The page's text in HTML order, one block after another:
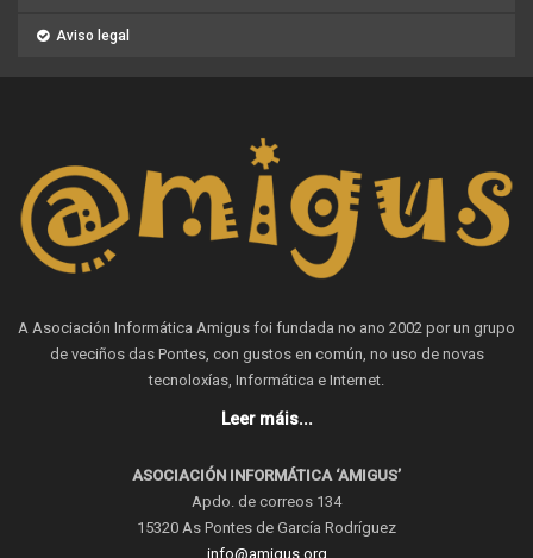
Aviso legal
A Asociación Informática Amigus foi fundada no ano 2002 por un grupo
de veciños das Pontes, con gustos en común, no uso de novas
tecnoloxías, Informática e Internet.
Leer máis...
ASOCIACIÓN INFORMÁTICA ‘AMIGUS’
Apdo. de correos 134
15320 As Pontes de García Rodríguez
info@amigus.org